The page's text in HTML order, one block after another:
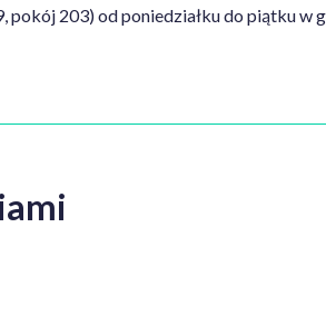
203) od poniedziałku do piątku w